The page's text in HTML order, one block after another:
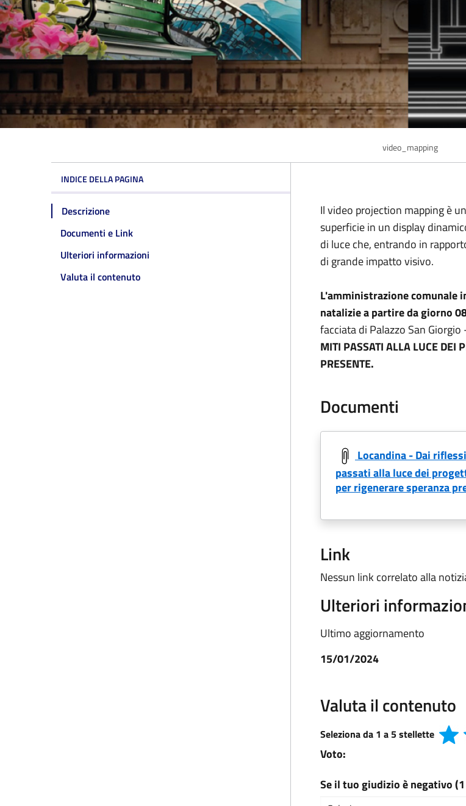
video_mapping
INDICE DELLA PAGINA
Descrizione
Documenti e Link
Ulteriori informazioni
Valuta il contenuto
Il video projection mapping è
superficie in un display
di luce che, entrando in
di grande impatto visivo.
L'amministrazione comunale
natalizie a partire da giorno
facciata di Palazzo San
MITI PASSATI ALLA LUCE DEI
PRESENTE.
Documenti
Locandina - Dai
passati alla luce dei
per rigenerare speranza
Link
Nessun link correlato alla
Ulteriori
Ultimo aggiornamento
15/01/2024
Valuta il contenuto
Seleziona da 1 a 5 stellette
Voto:
Se il tuo giudizio è negativo